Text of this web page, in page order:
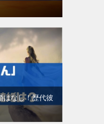
はなし！歴代彼